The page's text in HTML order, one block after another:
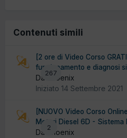
Contenuti simili
267
[2 ore di Video Corso
funzionamento e diagnosi
Da Phoenix
Iniziato 14 Settembre 2021
2
[NUOVO Video Corso
Motori Diesel 6D - Sistema
Da Phoenix